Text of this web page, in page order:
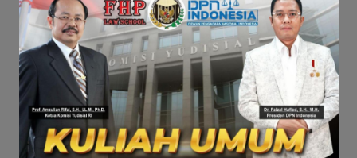
(Gratis & Terbuka untuk Umum)